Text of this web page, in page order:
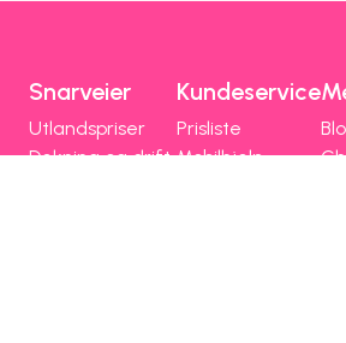
Snarveier
Utlandspriser
Dekning og drift
Kundeservice
Prisliste
Mobilhjelp